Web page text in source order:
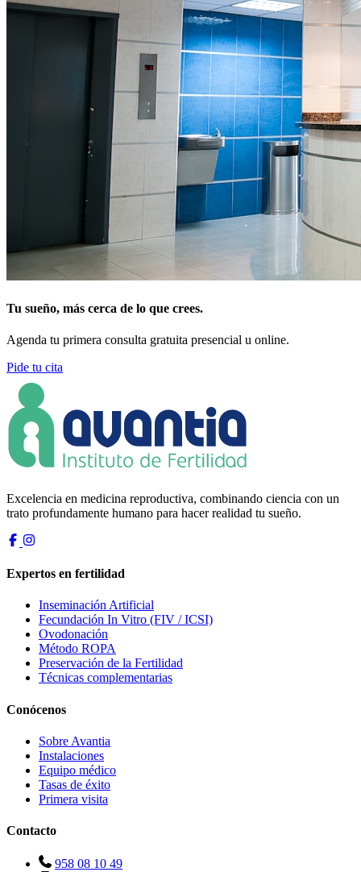
Tu sueño, más cerca de lo que crees.
Agenda tu primera consulta gratuita presencial u online.
Pide tu cita
Excelencia en medicina reproductiva, combinando ciencia con un
trato profundamente humano para hacer realidad tu sueño.
Expertos en fertilidad
Inseminación Artificial
Fecundación In Vitro (FIV / ICSI)
Ovodonación
Método ROPA
Preservación de la Fertilidad
Técnicas complementarias
Conócenos
Sobre Avantia
Instalaciones
Equipo médico
Tasas de éxito
Primera visita
Contacto
958 08 10 49